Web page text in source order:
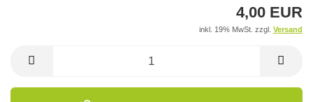
4,00 EUR
inkl. 19% MwSt. zzgl. Versand